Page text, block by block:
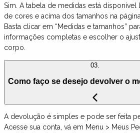
Sim. A tabela de medidas está
de cores e acima dos tamanhos na
Basta clicar em “Medidas e tamanhos”
informações completas e escolher o
corpo.
03.
Como faço se desejo devolver o
A devolução é simples e pode ser feita
Acesse sua conta, vá em Menu > Meus